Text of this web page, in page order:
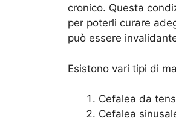
cronico. Questa
per poterli curare
può essere
Esistono vari tipi di
Cefalea da
Cefalea